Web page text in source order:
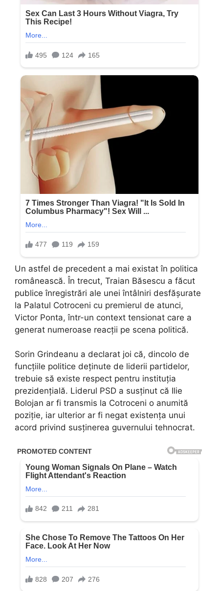
Un astfel de precedent a mai existat în politica
românească. În trecut, Traian Băsescu a făcut
publice înregistrări ale unei întâlniri desfășurate
la Palatul Cotroceni cu premierul de atunci,
Victor Ponta, într-un context tensionat care a
generat numeroase reacții pe scena politică.
Sorin Grindeanu a declarat joi că, dincolo de
funcțiile politice deținute de liderii partidelor,
trebuie să existe respect pentru instituția
prezidențială. Liderul PSD a susținut că Ilie
Bolojan ar fi transmis la Cotroceni o anumită
poziție, iar ulterior ar fi negat existența unui
acord privind susținerea guvernului tehnocrat.